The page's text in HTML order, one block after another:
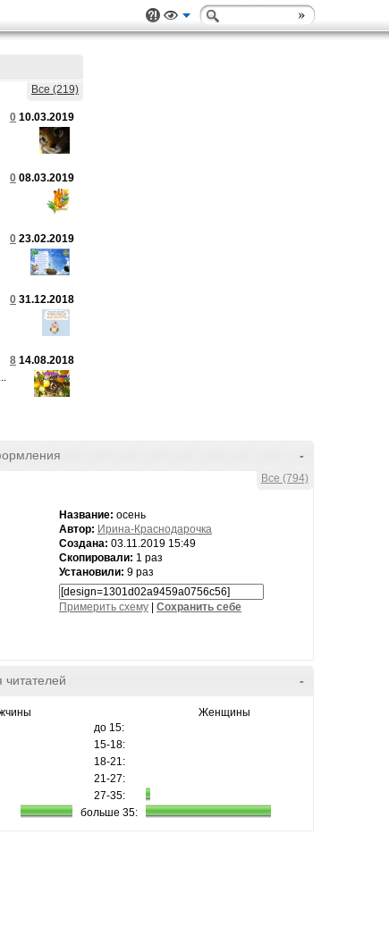
Все (219)
0 10.03.2019
0 08.03.2019
0 23.02.2019
0 31.12.2018
8 14.08.2018
-
Все (794)
Название: осень
Автор: Ирина-Краснодарочка
Создана: 03.11.2019 15:49
Скопировали: 1 раз
Установили: 9 раз
Примерить схему Cохранить себе
-
читателей
Женщины
до 15:
15-18:
18-21:
21-27:
27-35:
больше 35: